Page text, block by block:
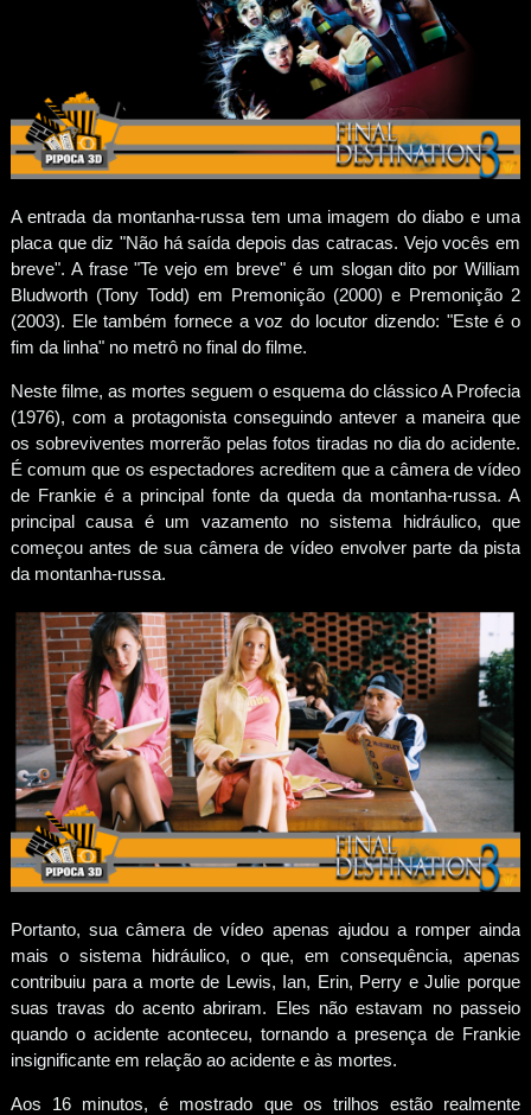
A entrada da montanha-russa tem uma imagem do diabo e uma
placa que diz "Não há saída depois das catracas. Vejo vocês em
breve". A frase "Te vejo em breve" é um slogan dito por William
Bludworth (Tony Todd) em Premonição (2000) e Premonição 2
(2003). Ele também fornece a voz do locutor dizendo: "Este é o
fim da linha" no metrô no final do filme.
Neste filme, as mortes seguem o esquema do clássico A Profecia
(1976), com a protagonista conseguindo antever a maneira que
os sobreviventes morrerão pelas fotos tiradas no dia do acidente.
É comum que os espectadores acreditem que a câmera de vídeo
de Frankie é a principal fonte da queda da montanha-russa. A
principal causa é um vazamento no sistema hidráulico, que
começou antes de sua câmera de vídeo envolver parte da pista
da montanha-russa.
Portanto, sua câmera de vídeo apenas ajudou a romper ainda
mais o sistema hidráulico, o que, em consequência, apenas
contribuiu para a morte de Lewis, Ian, Erin, Perry e Julie porque
suas travas do acento abriram. Eles não estavam no passeio
quando o acidente aconteceu, tornando a presença de Frankie
insignificante em relação ao acidente e às mortes.
Aos 16 minutos, é mostrado que os trilhos estão realmente